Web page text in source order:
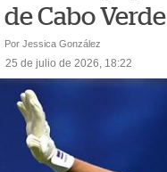
de Cabo Verde
Por Jessica González
25 de julio de 2026, 18:22